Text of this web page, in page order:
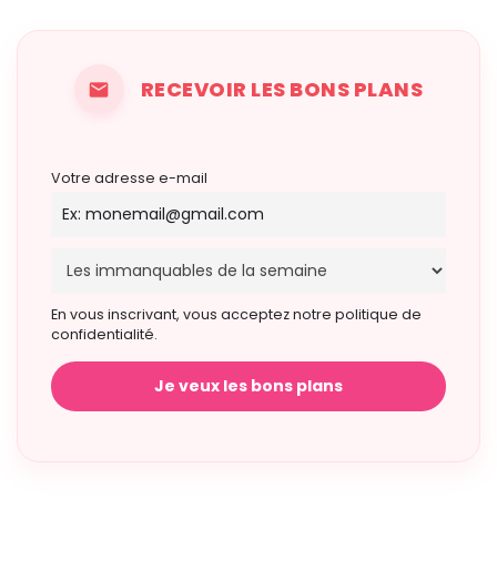
RECEVOIR LES BONS PLANS
Votre adresse e-mail
En vous inscrivant, vous acceptez notre politique de
confidentialité.